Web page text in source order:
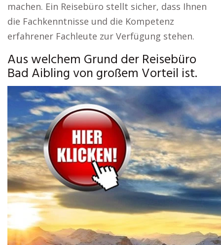
machen. Ein Reisebüro stellt sicher, dass Ihnen
die Fachkenntnisse und die Kompetenz
erfahrener Fachleute zur Verfügung stehen.
Aus welchem Grund der Reisebüro
Bad Aibling von großem Vorteil ist.